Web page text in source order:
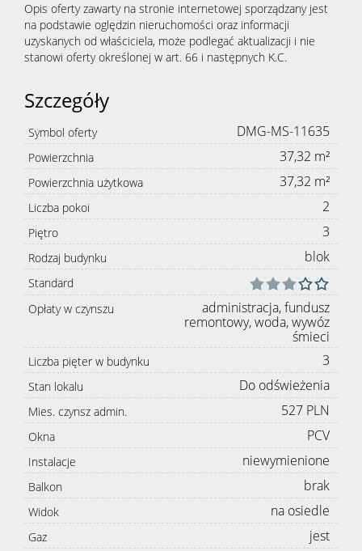
Opis oferty zawarty na stronie internetowej sporządzany jest
na podstawie oględzin nieruchomości oraz informacji
uzyskanych od właściciela, może podlegać aktualizacji i nie
stanowi oferty określonej w art. 66 i następnych K.C.
Szczegóły
Symbol oferty DMG-MS-11635
Powierzchnia 37,32 m²
Powierzchnia użytkowa 37,32 m²
Liczba pokoi 2
Piętro 3
Rodzaj budynku blok
Standard
Opłaty w czynszu
administracja, fundusz
remontowy, woda, wywóz
śmieci
Liczba pięter w budynku 3
Stan lokalu Do odświeżenia
Mies. czynsz admin. 527 PLN
Okna PCV
Instalacje niewymienione
Balkon brak
Widok na osiedle
Gaz jest